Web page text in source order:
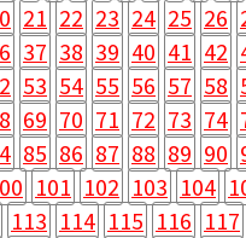
21 22 23 24 25 26
37 38 39 40 41 42
53 54 55 56 57 58
69 70 71 72 73 74
85 86 87 88 89 90
101 102 103 104
113 114 115 116 117